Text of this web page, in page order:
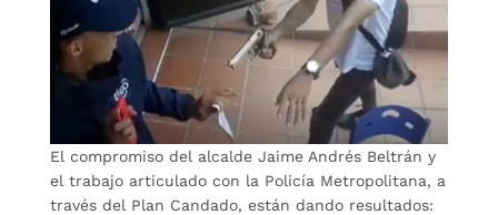
El compromiso del alcalde Jaime Andrés Beltrán y
el trabajo articulado con la Policía Metropolitana, a
través del Plan Candado, están dando resultados: